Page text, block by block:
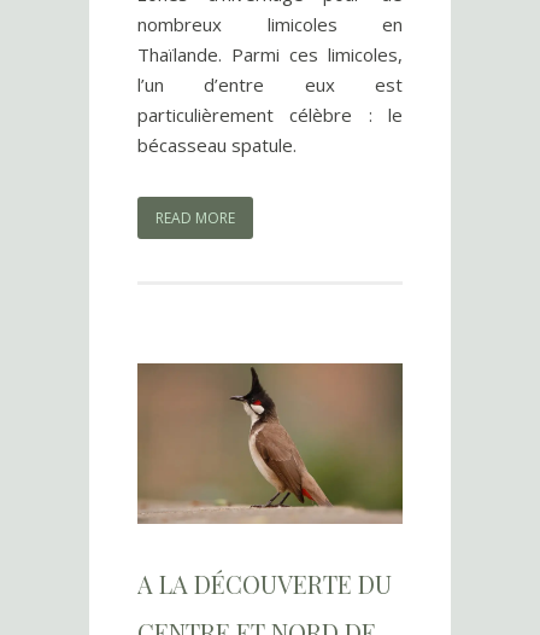
nombreux limicoles en
Thaïlande. Parmi ces limicoles,
l’un d’entre eux est
particulièrement célèbre : le
bécasseau spatule.
READ MORE
A LA DÉCOUVERTE DU